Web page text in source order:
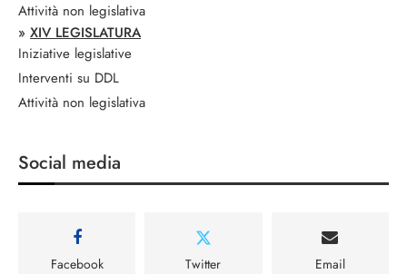
Attività non legislativa
» XIV LEGISLATURA
Iniziative legislative
Interventi su DDL
Attività non legislativa
Social media
Facebook Twitter Email